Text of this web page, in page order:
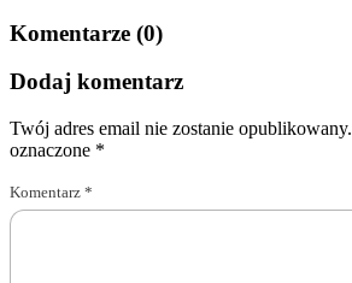
Komentarze (0)
Dodaj komentarz
Twój adres email nie zostanie opublikowany.
oznaczone *
Komentarz *